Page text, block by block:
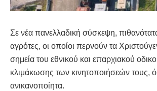
Σε νέα πανελλαδική σύσκεψη,
αγρότες, οι οποίοι περνούν τα
σημεία του εθνικού και επαρχιακού
κλιμάκωσης των κινητοποιήσεών τους,
ανικανοποίητα.